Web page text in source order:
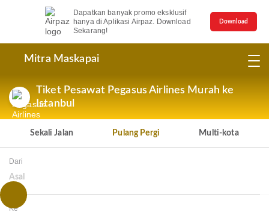
Dapatkan banyak promo eksklusif
hanya di Aplikasi Airpaz. Download
Sekarang!
Download
Mitra Maskapai
Tiket Pesawat Pegasus Airlines Murah ke
Istanbul
Sekali Jalan Pulang Pergi Multi-kota
Dari
Asal
Ke